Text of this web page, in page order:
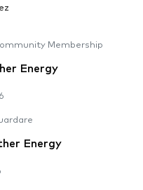
Membership
Energy
Energy